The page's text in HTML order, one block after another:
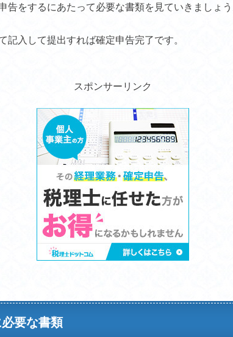
告をするにあたって必要な書類を見ていきましょう
記入して提出すれば確定申告完了です。
スポンサーリンク
要な書類